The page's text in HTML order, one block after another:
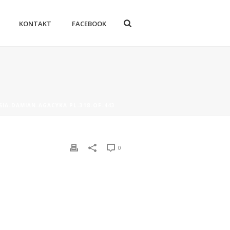
KONTAKT FACEBOOK
0